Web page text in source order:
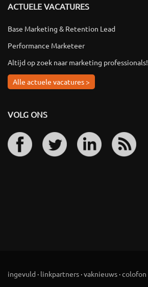
ACTUELE VACATURES
Base Marketing & Retention Lead
Performance Marketeer
Altijd op zoek naar marketing professionals!
Alle actuele vacatures >
VOLG ONS
ingevuld · linkpartners ·vaknieuws ·colofon